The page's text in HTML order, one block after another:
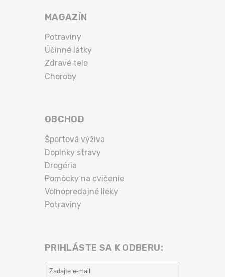
MAGAZÍN
Potraviny
Účinné látky
Zdravé telo
Choroby
OBCHOD
Športová výživa
Doplnky stravy
Drogéria
Pomôcky na cvičenie
Voľnopredajné lieky
Potraviny
PRIHLÁSTE SA K ODBERU: